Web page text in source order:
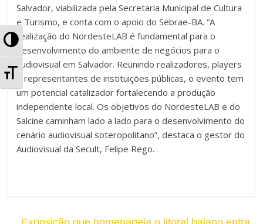
A
t
A
Salvador, viabilizada pela Secretaria Municipal de Cultura
e Turismo, e conta com o apoio do Sebrae-BA. “A
realização do NordesteLAB é fundamental para o
desenvolvimento do ambiente de negócios para o
audiovisual em Salvador. Reunindo realizadores, players
e representantes de instituições públicas, o evento tem
um potencial catalizador fortalecendo a produção
independente local. Os objetivos do NordesteLAB e do
Salcine caminham lado a lado para o desenvolvimento do
cenário audiovisual soteropolitano”, destaca o gestor do
Audiovisual da Secult, Felipe Rego.